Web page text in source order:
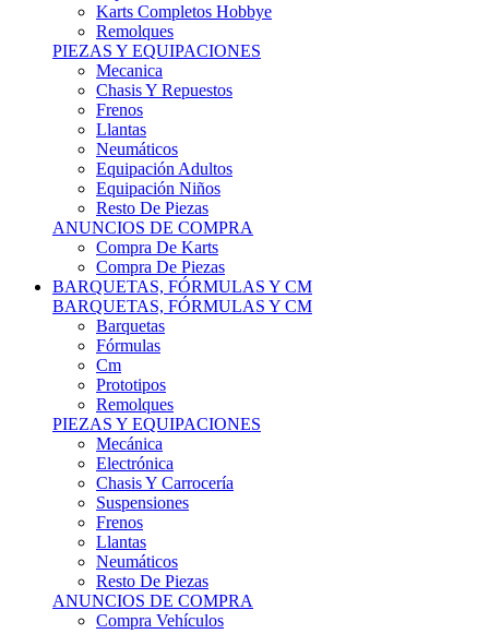
Remolques
PIEZAS Y EQUIPACIONES
Mecanica
Chasis Y Repuestos
Frenos
Llantas
Neumáticos
Equipación Adultos
Equipación Niños
Resto De Piezas
ANUNCIOS DE COMPRA
Compra De Karts
Compra De Piezas
BARQUETAS, FÓRMULAS Y CM
BARQUETAS, FÓRMULAS Y CM
Barquetas
Fórmulas
Cm
Prototipos
Remolques
PIEZAS Y EQUIPACIONES
Mecánica
Electrónica
Chasis Y Carrocería
Suspensiones
Frenos
Llantas
Neumáticos
Resto De Piezas
ANUNCIOS DE COMPRA
Compra Vehículos
Compra De Piezas